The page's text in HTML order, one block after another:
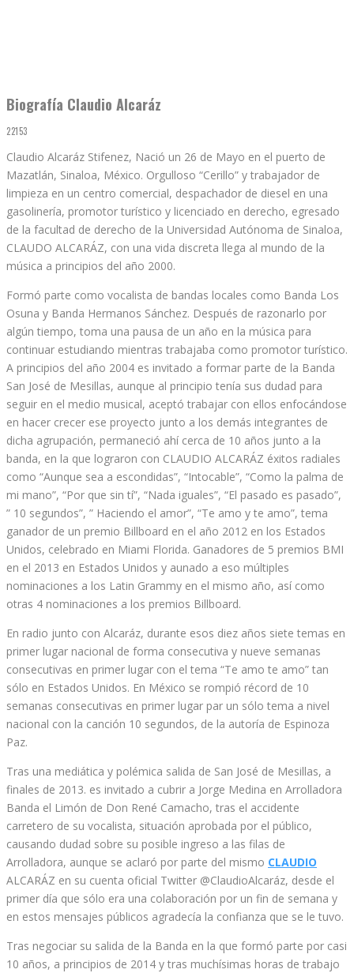
Biografía Claudio Alcaráz
22153
Claudio Alcaráz Stifenez, Nació un 26 de Mayo en el puerto de
Mazatlán, Sinaloa, México. Orgulloso “Cerillo” y trabajador de
limpieza en un centro comercial, despachador de diesel en una
gasolinería, promotor turístico y licenciado en derecho, egresado
de la facultad de derecho de la Universidad Autónoma de Sinaloa,
CLAUDO ALCARÁZ, con una vida discreta llega al mundo de la
música a principios del año 2000.
Formó parte como vocalista de bandas locales como Banda Los
Osuna y Banda Hermanos Sánchez. Después de razonarlo por
algún tiempo, toma una pausa de un año en la música para
continuar estudiando mientras trabajaba como promotor turístico.
A principios del año 2004 es invitado a formar parte de la Banda
San José de Mesillas, aunque al principio tenía sus dudad para
seguir en el medio musical, aceptó trabajar con ellos enfocándose
en hacer crecer ese proyecto junto a los demás integrantes de
dicha agrupación, permaneció ahí cerca de 10 años junto a la
banda, en la que lograron con CLAUDIO ALCARÁZ éxitos radiales
como “Aunque sea a escondidas”, “Intocable”, “Como la palma de
mi mano”, “Por que sin tí”, “Nada iguales”, “El pasado es pasado”,
” 10 segundos”, ” Haciendo el amor”, “Te amo y te amo”, tema
ganador de un premio Billboard en el año 2012 en los Estados
Unidos, celebrado en Miami Florida. Ganadores de 5 premios BMI
en el 2013 en Estados Unidos y aunado a eso múltiples
nominaciones a los Latin Grammy en el mismo año, así como
otras 4 nominaciones a los premios Billboard.
En radio junto con Alcaráz, durante esos diez años siete temas en
primer lugar nacional de forma consecutiva y nueve semanas
consecutivas en primer lugar con el tema “Te amo te amo” tan
sólo en Estados Unidos. En México se rompió récord de 10
semanas consecutivas en primer lugar par un sólo tema a nivel
nacional con la canción 10 segundos, de la autoría de Espinoza
Paz.
Tras una mediática y polémica salida de San José de Mesillas, a
finales de 2013. es invitado a cubrir a Jorge Medina en Arrolladora
Banda el Limón de Don René Camacho, tras el accidente
carretero de su vocalista, situación aprobada por el público,
causando dudad sobre su posible ingreso a las filas de
Arrolladora, aunque se aclaró por parte del mismo CLAUDIO
ALCARÁZ en su cuenta oficial Twitter @ClaudioAlcaráz, desde el
primer día que sólo era una colaboración por un fin de semana y
en estos mensajes públicos agradecía la confianza que se le tuvo.
Tras negociar su salida de la Banda en la que formó parte por casi
10 años, a principios de 2014 y tras muchísimas horas de trabajo